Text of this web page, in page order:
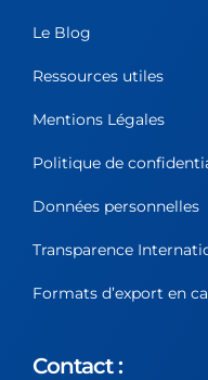
Le Blog
Ressources utiles
Mentions Légales
Politique de
Données personnelles
Transparence
Formats d’export en
Contact :